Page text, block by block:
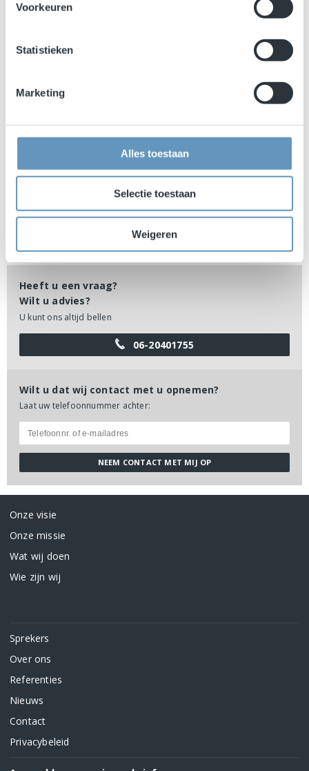
Voorkeuren
Statistieken
Marketing
Alles toestaan
Selectie toestaan
Weigeren
Waarom Speakers Online?
Ruim 30 jaar ervaring
Persoonlijke benadering
Exclusieve sprekers
Heeft u een vraag?
Wilt u advies?
U kunt ons altijd bellen
06-20401755
Wilt u dat wij contact met u opnemen?
Laat uw telefoonnummer achter:
Onze visie
Onze missie
Wat wij doen
Wie zijn wij
Sprekers
Over ons
Referenties
Nieuws
Contact
Privacybeleid